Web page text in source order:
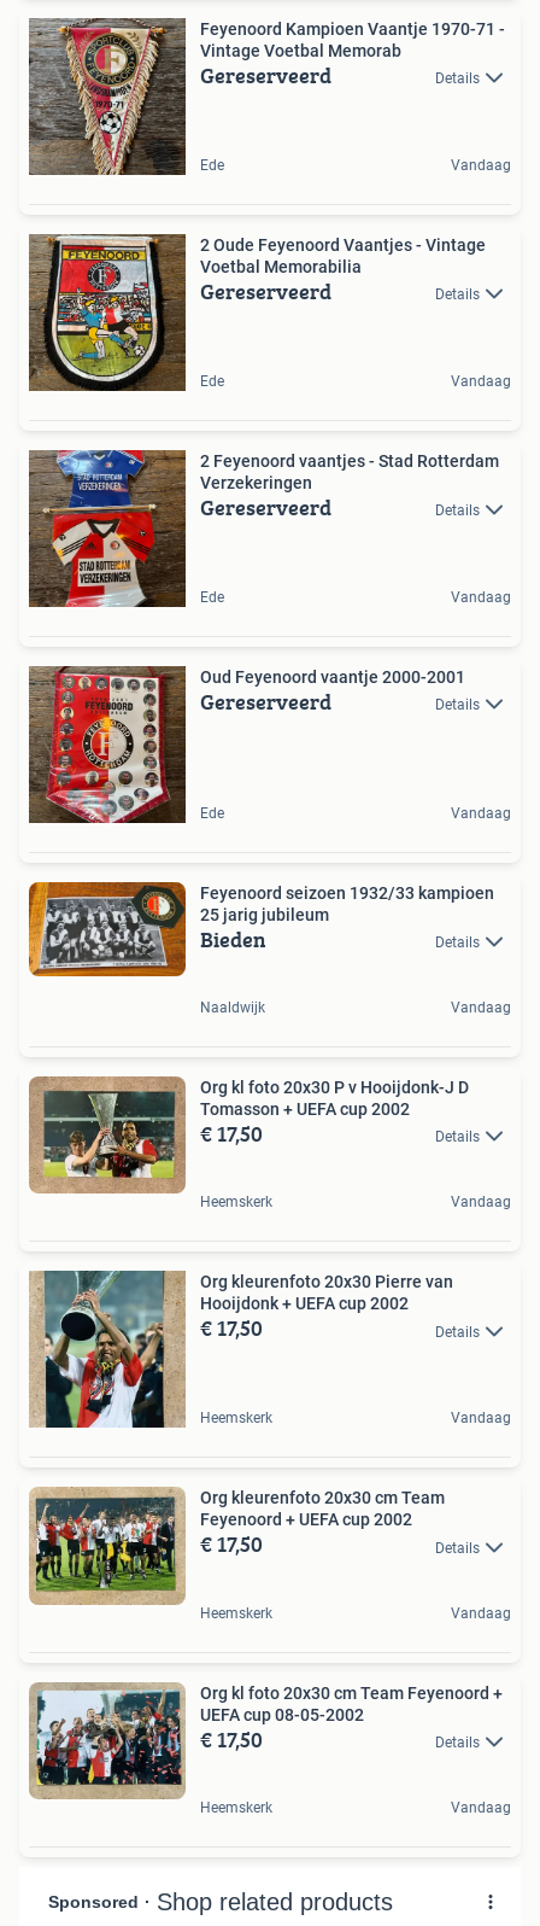
Feyenoord Kampioen Vaantje 1970-71 -
Vintage Voetbal Memorab
Gereserveerd Details
Ede Vandaag
2 Oude Feyenoord Vaantjes - Vintage
Voetbal Memorabilia
Gereserveerd Details
Ede Vandaag
2 Feyenoord vaantjes - Stad Rotterdam
Verzekeringen
Gereserveerd Details
Ede Vandaag
Oud Feyenoord vaantje 2000-2001
Gereserveerd Details
Ede Vandaag
Feyenoord seizoen 1932/33 kampioen
25 jarig jubileum
Bieden Details
Naaldwijk Vandaag
Org kl foto 20x30 P v Hooijdonk-J D
Tomasson + UEFA cup 2002
€ 17,50 Details
Heemskerk Vandaag
Org kleurenfoto 20x30 Pierre van
Hooijdonk + UEFA cup 2002
€ 17,50 Details
Heemskerk Vandaag
Org kleurenfoto 20x30 cm Team
Feyenoord + UEFA cup 2002
€ 17,50 Details
Heemskerk Vandaag
Org kl foto 20x30 cm Team Feyenoord +
UEFA cup 08-05-2002
€ 17,50 Details
Heemskerk Vandaag